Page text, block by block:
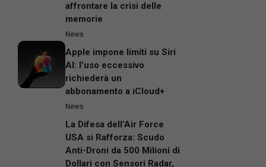
affrontare la crisi delle
memorie
News
Apple impone limiti su Siri
AI: l’uso eccessivo
richiederà un
abbonamento a iCloud+
News
La Difesa dell’Air Force
USA si Rafforza: Scudo
Anti-Droni da 500 Milioni di
Dollari con Sensori Radar,